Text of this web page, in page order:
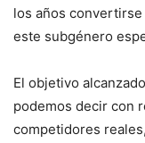
los años
este subgénero
El objetivo
podemos decir con
competidores